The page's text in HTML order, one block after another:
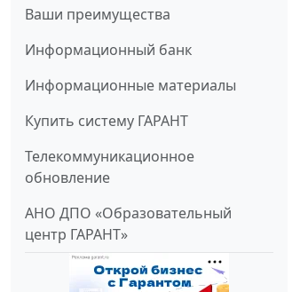
Ваши преимущества
Информационный банк
Информационные материалы
Купить систему ГАРАНТ
Телекоммуникационное
обновление
АНО ДПО «Образовательный
центр ГАРАНТ»